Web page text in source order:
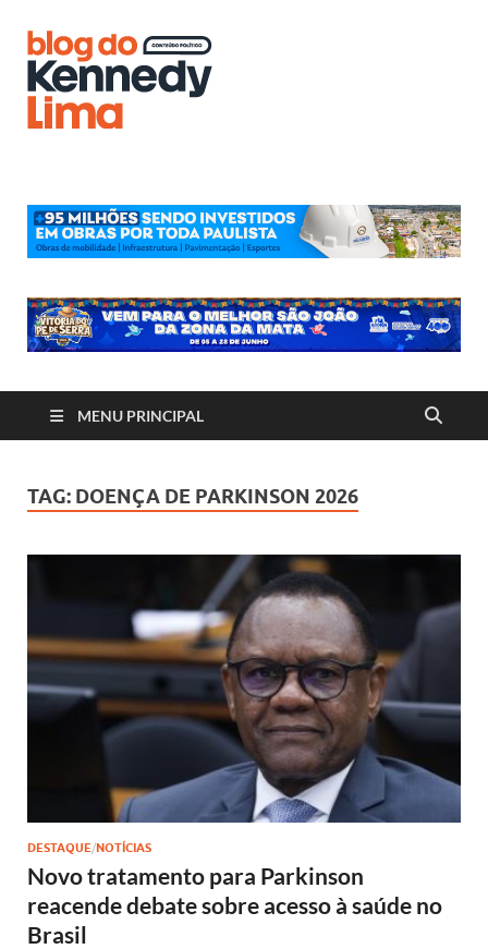
MENU PRINCIPAL
TAG: DOENÇA DE PARKINSON 2026
DESTAQUE/NOTÍCIAS
Novo tratamento para Parkinson
reacende debate sobre acesso à saúde no
Brasil